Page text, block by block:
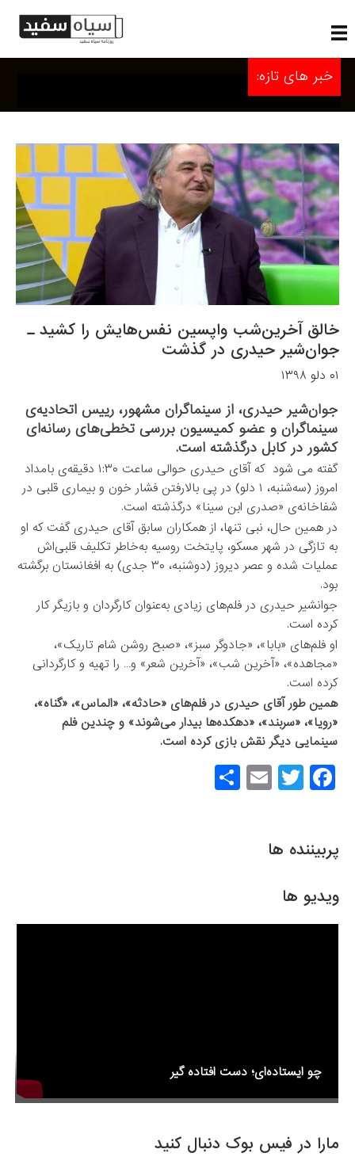
خبر های تازه:
پربیننده ها
ویدیو ها
چو ایستاده‌ای؛ دست افتاده گیر
مارا در فیس بوک دنبال کنید
خالق آخرین‌شب واپسین نفس‌هایش را کشید ـ
جوان‌شیر حیدری در گذشت
۰۱ دلو ۱۳۹۸
جوان‌شیر حیدری، از سینماگران مشهور، رییس اتحادیه‌ی
سینماگران و عضو کمیسیون بررسی تخطی‌های رسانه‌ای
کشور در کابل درگذشته است.
گفته می شود که آقای حیدری حوالی ساعت ۱:۳۰ دقیقه‌ی بامداد
امروز (سه‌شنبه، ۱ دلو) در پی بالارفتن فشار خون و بیماری قلبی در
شفاخانه‌ی «صدری ابن سینا» درگذشته است.
در همین حال، نبی تنها، از همکاران سابق آقای حیدری گفت که او
به تازگی در شهر مسکو، پایتخت روسیه به‌خاطر تکلیف قلبی‌اش
عملیات شده و عصر دیروز (دوشنبه، ۳۰ جدی) به افغانستان برگشته
بود.
جوانشیر حیدری در فلم‌های زیادی به‌عنوان کارگردان و بازیگر کار
کرده است.
او فلم‌های «بابا»، «جادوگر سبز»، «صبح روشن شام تاریک»،
«مجاهده»، «آخرین شب»، «آخرین شعر» و… را تهیه و کارگردانی
کرده است.
همین طور آقای حیدری در فلم‌های «حادثه»، «الماس»، «گناه»،
«رویا»،‌ «سربند»، «دهکده‌ها بیدار می‌شوند» و چندین فلم
سینمایی دیگر نقش بازی کرده است.
F
a
e
o
o
T
wi
er
E
m